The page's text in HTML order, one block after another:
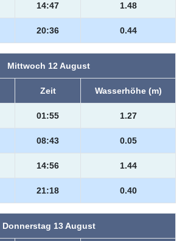
14:47 1.48
20:36 0.44
Mittwoch 12 August
Zeit Wasserhöhe (m)
01:55 1.27
08:43 0.05
14:56 1.44
21:18 0.40
Donnerstag 13 August